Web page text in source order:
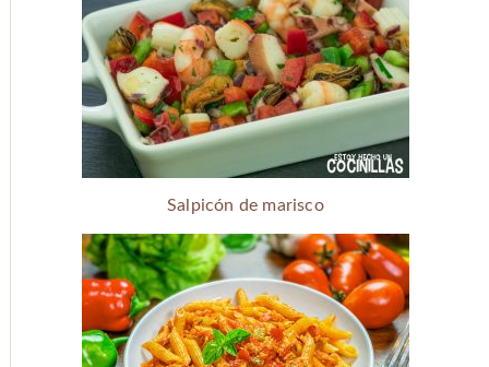
Salpicón de marisco